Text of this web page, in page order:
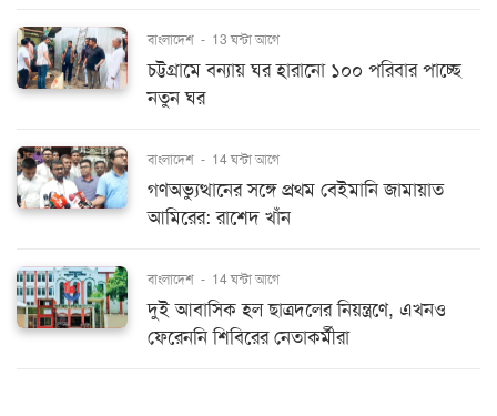
বাংলাদেশ - 13 ঘন্টা আগে
চট্টগ্রামে বন্যায় ঘর হারানো ১০০ পরিবার পাচ্ছে
নতুন ঘর
বাংলাদেশ - 14 ঘন্টা আগে
গণঅভ্যুত্থানের সঙ্গে প্রথম বেইমানি জামায়াত
আমিরের: রাশেদ খাঁন
বাংলাদেশ - 14 ঘন্টা আগে
দুই আবাসিক হল ছাত্রদলের নিয়ন্ত্রণে, এখনও
ফেরেননি শিবিরের নেতাকর্মীরা